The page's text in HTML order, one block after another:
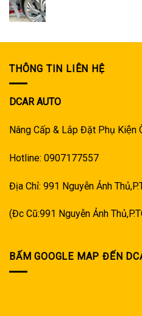
THÔNG TIN LIÊN HỆ
DCAR AUTO
Nâng Cấp & Lắp Đặt Phụ Kiện
Hotline: 0907177557
Địa Chỉ: 991 Nguyễn Ảnh
(Đc Cũ:991 Nguyễn Ảnh
BẤM GOOGLE MAP ĐẾN